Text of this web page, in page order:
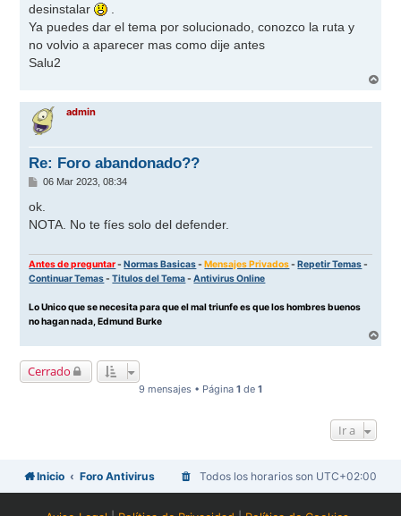
desinstalar
Ya puedes dar el tema por solucionado, conozco la ruta y
no volvio a aparecer mas como dije antes
Salu2
r
admin
Re: Foro abandonado??
M
n
a
06 Mar 2023, 08:34
ok.
NOTA. No te fíes solo del defender.
Antes de preguntar-Normas Basicas-Mensajes Privados-Repetir Temas-
Continuar Temas-Titulos del Tema-Antivirus Online
Lo Unico que se necesita para que el mal triunfe es que los hombres buenos
no hagan nada, Edmund Burke
r
Cerrado
9 mensajes • Página 1 de 1
Ir a
Inicio Foro Antivirus Todos los horarios son UTC+02:00